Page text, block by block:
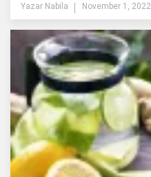
Yazar Nabila November 1, 2022